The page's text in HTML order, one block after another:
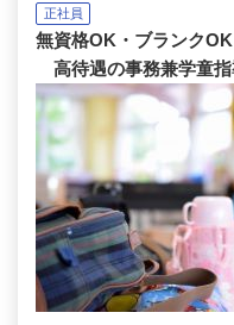
正社員
無資格OK・ブランク
高待遇の事務兼学童指